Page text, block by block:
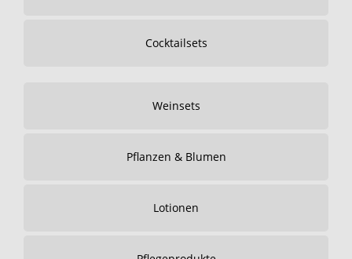
Cocktailsets
Weinsets
Pflanzen & Blumen
Lotionen